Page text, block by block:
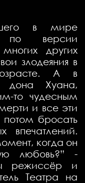
в мире
по версии
других
злодеяния в
А в
дона Хуана,
то чудесным
и все эти
бросать
когда он
любовь?” -
режиссёр и
Театра на